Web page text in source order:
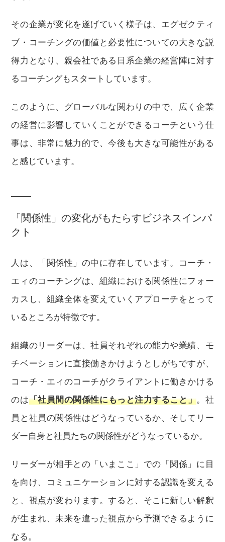
その企業が変化を遂げていく様子は、エグゼクティ
ブ・コーチングの価値と必要性についての大きな説
得力となり、親会社である日系企業の経営陣に対す
るコーチングもスタートしています。
このように、グローバルな関わりの中で、広く企業
の経営に影響していくことができるコーチという仕
事は、非常に魅力的で、今後も大きな可能性がある
と感じています。
「関係性」の変化がもたらすビジネスインパ
クト
人は、「関係性」の中に存在しています。コーチ・
エィのコーチングは、組織における関係性にフォー
カスし、組織全体を変えていくアプローチをとって
いるところが特徴です。
組織のリーダーは、社員それぞれの能力や業績、モ
チベーションに直接働きかけようとしがちですが、
コーチ・エィのコーチがクライアントに働きかける
のは「社員間の関係性にもっと注力すること」。社
員と社員の関係性はどうなっているか、そしてリー
ダー自身と社員たちの関係性がどうなっているか。
リーダーが相手との「いまここ」での「関係」に目
を向け、コミュニケーションに対する認識を変える
と、視点が変わります。すると、そこに新しい解釈
が生まれ、未来を違った視点から予測できるように
なる。